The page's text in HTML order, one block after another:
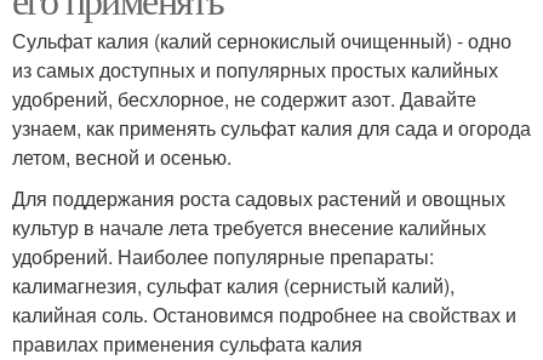
Сульфат калия (калий сернокислый очищенный) - одно
из самых доступных и популярных простых калийных
удобрений, бесхлорное, не содержит азот. Давайте
узнаем, как применять сульфат калия для сада и огорода
летом, весной и осенью.
Для поддержания роста садовых растений и овощных
культур в начале лета требуется внесение калийных
удобрений. Наиболее популярные препараты:
калимагнезия, сульфат калия (сернистый калий),
калийная соль. Остановимся подробнее на свойствах и
правилах применения сульфата калия